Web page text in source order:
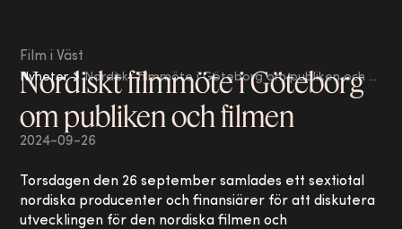
Nyheter Nordiskt filmmöte i Göteborg om publiken och filmen
Film i Väst
Nordiskt filmmöte i Göteborg
om publiken och filmen
2024-09-26
Torsdagen den 26 september samlades ett sextiotal
nordiska producenter och finansiärer för att diskutera
utvecklingen för den nordiska filmen och